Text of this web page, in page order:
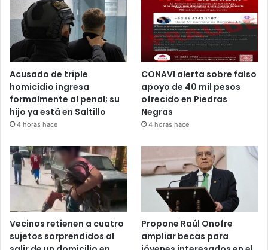
Acusado de triple
homicidio ingresa
formalmente al penal; su
hijo ya está en Saltillo
4 horas hace
CONAVI alerta sobre falso
apoyo de 40 mil pesos
ofrecido en Piedras
Negras
4 horas hace
Vecinos retienen a cuatro
sujetos sorprendidos al
Propone Raúl Onofre
ampliar becas para